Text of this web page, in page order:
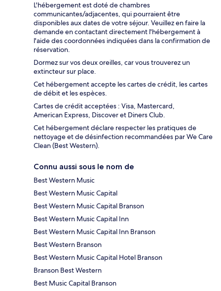
L'hébergement est doté de chambres
communicantes/adjacentes, qui pourraient être
disponibles aux dates de votre séjour. Veuillez en faire la
demande en contactant directement l'hébergement à
l'aide des coordonnées indiquées dans la confirmation de
réservation.
Dormez sur vos deux oreilles, car vous trouverez un
extincteur sur place.
Cet hébergement accepte les cartes de crédit, les cartes
de débit et les espèces.
Cartes de crédit acceptées : Visa, Mastercard,
American Express, Discover et Diners Club.
Cet hébergement déclare respecter les pratiques de
nettoyage et de désinfection recommandées par We Care
Clean (Best Western).
Connu aussi sous le nom de
Best Western Music
Best Western Music Capital
Best Western Music Capital Branson
Best Western Music Capital Inn
Best Western Music Capital Inn Branson
Best Western Branson
Best Western Music Capital Hotel Branson
Branson Best Western
Best Music Capital Branson